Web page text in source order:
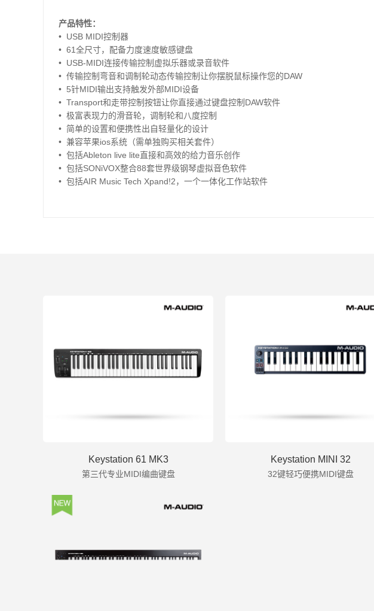
产品特性：
• USB MIDI控制器
• 61全尺寸，配备力度速度敏感键盘
• USB-MIDI连接传输控制虚拟乐器或录音软件
• 传输控制弯音和调制轮动态传输控制让你摆脱鼠标操作您的DAW
• 5针MIDI输出支持触发外部MIDI设备
•
Transport和走带控制按钮让你直接通过键盘控制DAW软件
• 极富表现力的滑音轮，调制轮和八度控制
• 简单的设置和便携性出自轻量化的设计
• 兼容苹果ios系统（需单独购买相关套件）
• 包括Ableton live lite直接和高效的给力音乐创作
• 包括SONiVOX整合88套世界级钢琴虚拟音色软件
• 包括AIR Music Tech Xpand!2，一个一体化工作站软件
Keystation 61 MK3
第三代专业MIDI编曲键盘
Keystation MINI 32
32键轻巧便携MIDI键盘